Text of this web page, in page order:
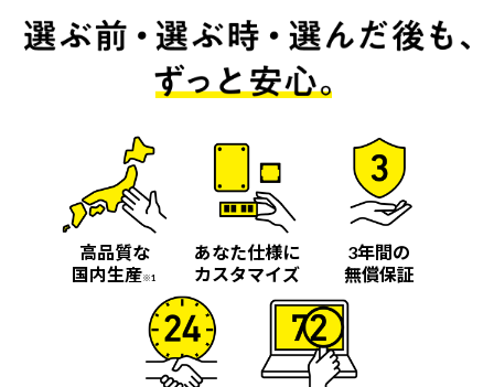
高品質な
国内生産※1
あなた仕様に
カスタマイズ
3年間の
無償保証